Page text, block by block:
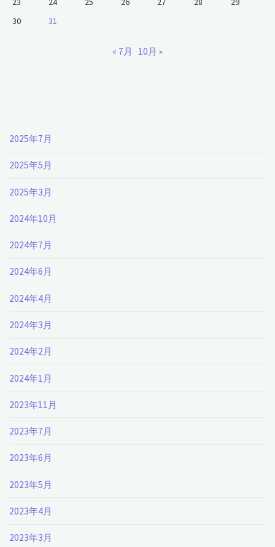
30
31
« 7月 10月 »
2025年7月
2025年5月
2025年3月
2024年10月
2024年7月
2024年6月
2024年4月
2024年3月
2024年2月
2024年1月
2023年11月
2023年7月
2023年6月
2023年5月
2023年4月
2023年3月